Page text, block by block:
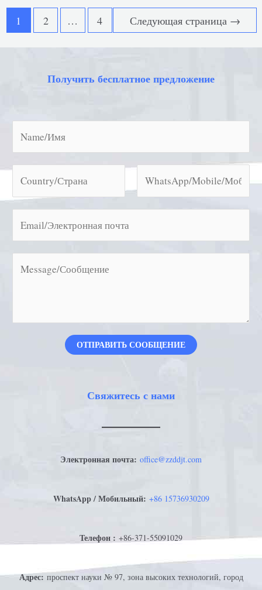
Пагинация
записей
1 2 … 4 Следующая страница →
Получить бесплатное предложение
ОТПРАВИТЬ СООБЩЕНИЕ
Свяжитесь с нами
Электронная почта: office@zzddjt.com
WhatsApp / Мобильный: +86 15736930209
Телефон : +86-371-55091029
Адрес: проспект науки № 97, зона высоких технологий, город